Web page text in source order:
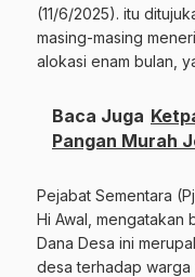
(11/6/2025). itu
masing-masing
alokasi enam bulan,
Baca Juga
Pangan Murah
Pejabat Sementara
Hi Awal, mengatakan
Dana Desa ini
desa terhadap